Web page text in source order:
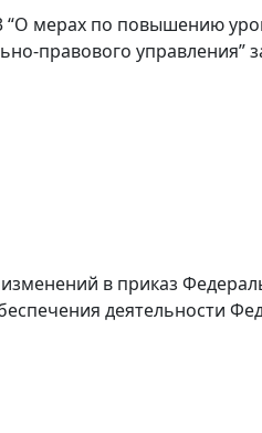
“О мерах по повышению
правового управления”
в приказ
деятельности